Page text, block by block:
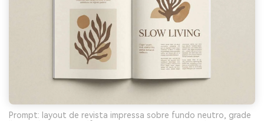
Prompt: layout de revista impressa sobre fundo neutro, grade